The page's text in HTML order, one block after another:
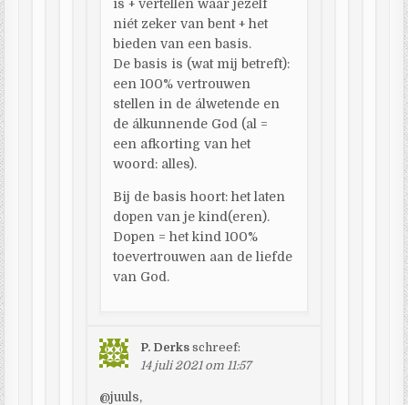
is + vertellen waar jezelf
niét zeker van bent + het
bieden van een basis.
De basis is (wat mij betreft):
een 100% vertrouwen
stellen in de álwetende en
de álkunnende God (al =
een afkorting van het
woord: alles).
Bij de basis hoort: het laten
dopen van je kind(eren).
Dopen = het kind 100%
toevertrouwen aan de liefde
van God.
P. Derks schreef:
14 juli 2021 om 11:57
@juuls,